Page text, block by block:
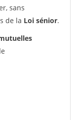
sans
de la Loi sénior.